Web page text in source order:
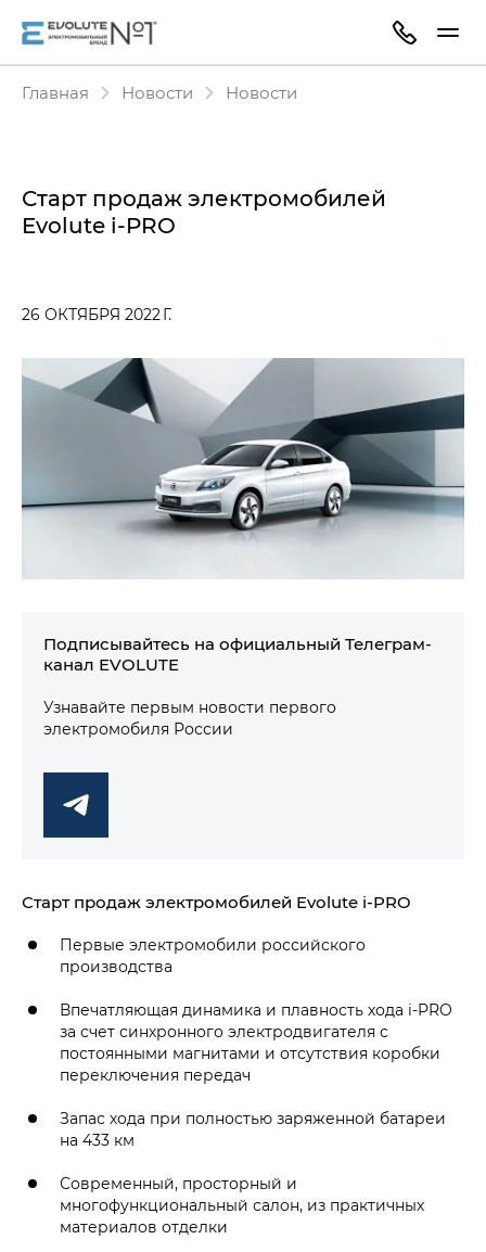
Главная Новости Новости
Старт продаж электромобилей
Evolute i‑PRO
26 ОКТЯБРЯ 2022 Г.
Подписывайтесь на официальный Телеграм-
канал EVOLUTE
Узнавайте первым новости первого
электромобиля России
Старт продаж электромобилей Evolute i‑PRO
Первые электромобили российского
производства
Впечатляющая динамика и плавность хода i‑PRO
за счет синхронного электродвигателя с
постоянными магнитами и отсутствия коробки
переключения передач
Запас хода при полностью заряженной батареи
на 433 км
Современный, просторный и
многофункциональный салон, из практичных
материалов отделки